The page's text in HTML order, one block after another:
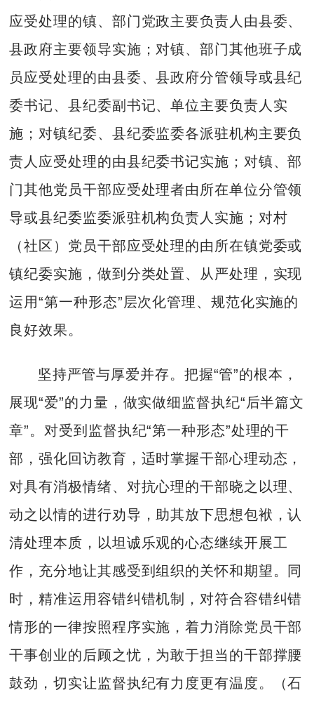
应受处理的镇、部门党政主要负责人由县委、
县政府主要领导实施；对镇、部门其他班子成
员应受处理的由县委、县政府分管领导或县纪
委书记、县纪委副书记、单位主要负责人实
施；对镇纪委、县纪委监委各派驻机构主要负
责人应受处理的由县纪委书记实施；对镇、部
门其他党员干部应受处理者由所在单位分管领
导或县纪委监委派驻机构负责人实施；对村
（社区）党员干部应受处理的由所在镇党委或
镇纪委实施，做到分类处置、从严处理，实现
运用“第一种形态”层次化管理、规范化实施的
良好效果。
坚持严管与厚爱并存。把握“管”的根本，
展现“爱”的力量，做实做细监督执纪“后半篇文
章”。对受到监督执纪“第一种形态”处理的干
部，强化回访教育，适时掌握干部心理动态，
对具有消极情绪、对抗心理的干部晓之以理、
动之以情的进行劝导，助其放下思想包袱，认
清处理本质，以坦诚乐观的心态继续开展工
作，充分地让其感受到组织的关怀和期望。同
时，精准运用容错纠错机制，对符合容错纠错
情形的一律按照程序实施，着力消除党员干部
干事创业的后顾之忧，为敢于担当的干部撑腰
鼓劲，切实让监督执纪有力度更有温度。（石